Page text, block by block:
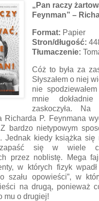
„Pan raczy
Feynman” –
Format: Papier
Stron/długość:
Tłumaczenie:
Cóż to była za
Słyszałem o niej
nie
mnie
zaskoczyła. Na
Richarda P. Feynmana
bardzo nietypowym
Jednak kiedy książka się
się w wiele
przez noblistę. Mega
w których fizyk
szału opowieści”, w
na drugą, ponieważ
mu o drugiej!